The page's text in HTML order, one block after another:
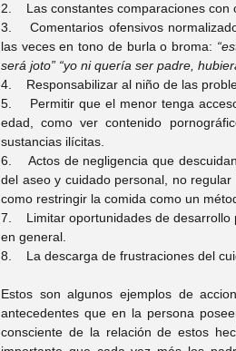
2.    Las constantes comparaciones
3.    Comentarios ofensivos
las veces en tono de burla o broma:
será joto” “yo ni quería ser padre,
4.    Responsabilizar al niño de las
5.    Permitir que el menor tenga
edad, como ver contenido
sustancias ilícitas.
6.    Actos de negligencia que
del aseo y cuidado personal, no
como restringir la comida como un
7.    Limitar oportunidades de
en general.
8.    La descarga de frustraciones del
Estos son algunos ejemplos de
antecedentes que en la persona
consciente de la relación de estos